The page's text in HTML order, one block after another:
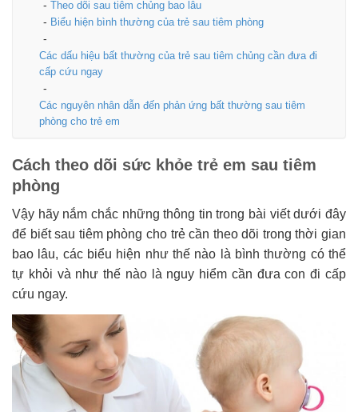
Theo dõi sau tiêm chủng bao lâu
Biểu hiện bình thường của trẻ sau tiêm phòng
Các dấu hiệu bất thường của trẻ sau tiêm chủng cần đưa đi
cấp cứu ngay
Các nguyên nhân dẫn đến phản ứng bất thường sau tiêm
phòng cho trẻ em
Cách theo dõi sức khỏe trẻ em sau tiêm
phòng
Vậy hãy nắm chắc những thông tin trong bài viết dưới đây
để biết sau tiêm phòng cho trẻ cần theo dõi trong thời gian
bao lâu, các biểu hiện như thế nào là bình thường có thể
tự khỏi và như thế nào là nguy hiểm cần đưa con đi cấp
cứu ngay.